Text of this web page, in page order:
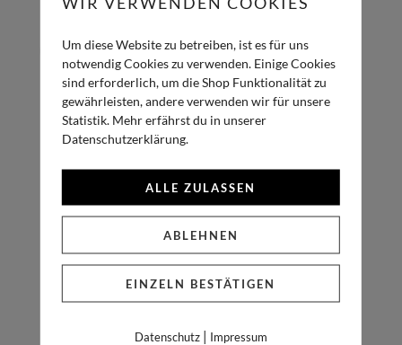
zusammen passt. Wir freuen uns auf Euch!
NAVIGATION
Kontakt
PAPETERIESETS
Um diese Website zu betreiben, ist es für uns
notwendig Cookies zu verwenden. Einige Cookies
sind erforderlich, um die Shop Funktionalität zu
gewährleisten, andere verwenden wir für unsere
Statistik. Mehr erfährst du in unserer
Datenschutzerklärung.
ALLE ZULASSEN
ABLEHNEN
EINZELN BESTÄTIGEN
Datenschutz| Impressum